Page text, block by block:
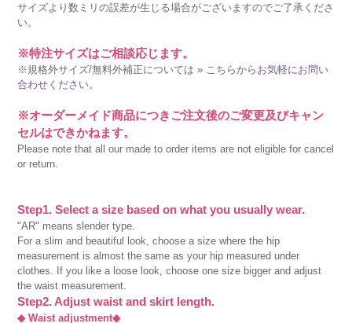
サイズより数ミリの誤差が生じる場合がございますのでご了承くださ
い。
※特注サイズはご相談応じます。
※規格外サイズ/無料外補正については » こちらからお気軽にお問い
合わせください。
※オーダーメイド商品につきご注文後のご変更及びキャン
セルはできかねます。
Please note that all our made to order items are not eligible for cancel
or return.
Step1. Select a size based on what you usually wear.
"AR" means slender type.
For a slim and beautiful look, choose a size where the hip
measurement is almost the same as your hip measured under
clothes. If you like a loose look, choose one size bigger and adjust
the waist measurement.
Step2. Adjust waist and skirt length.
◆ Waist adjustment◆